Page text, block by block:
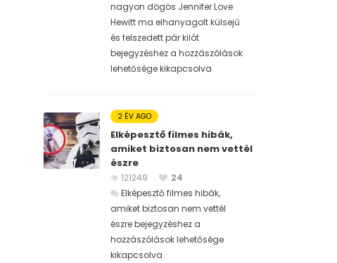
nagyon dögös Jennifer Love
Hewitt ma elhanyagolt külsejű
és felszedett pár kilót
bejegyzéshez a hozzászólások
lehetősége kikapcsolva
2 ÉV AGO
Elképesztő filmes hibák,
amiket biztosan nem vettél
észre
121249
24
Elképesztő filmes hibák,
amiket biztosan nem vettél
észre bejegyzéshez a
hozzászólások lehetősége
kikapcsolva